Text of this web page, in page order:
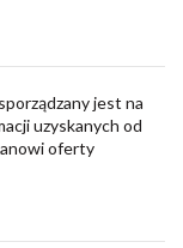
jest na
uzyskanych od
oferty